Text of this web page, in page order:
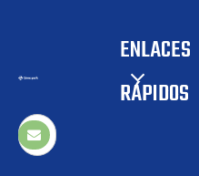
ENLACES
RÁPIDOS